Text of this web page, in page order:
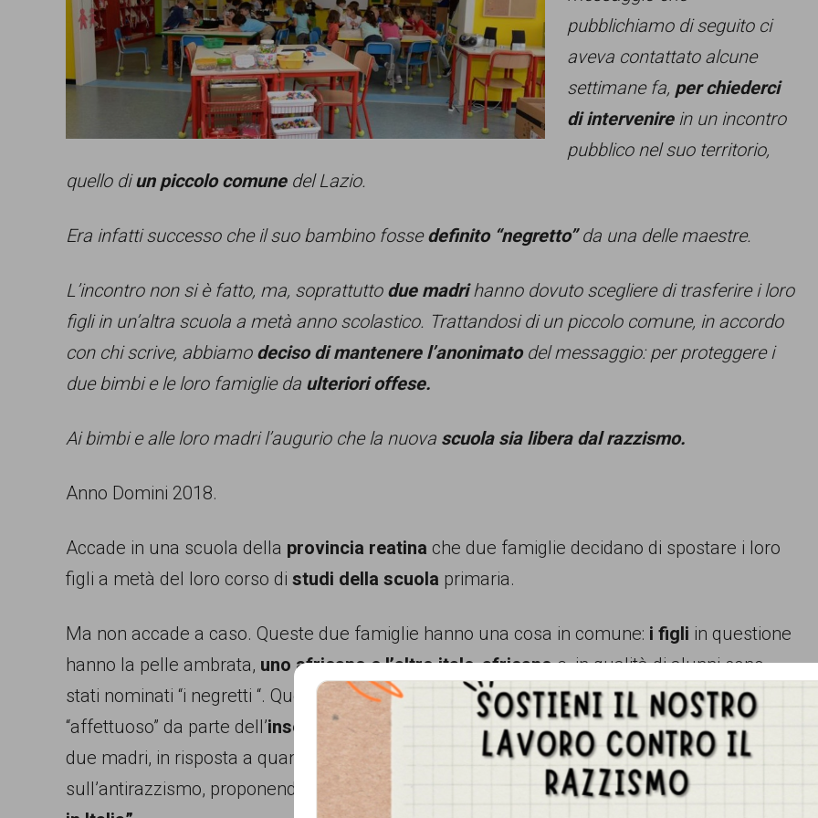
comunicazione
specificamente
dedicato
del
curato
Lunaria
in
persone,
e
che
si
pubblichiamo di seguito ci
aveva contattato alcune
settimane fa, per chiederci
di intervenirein un incontro
pubblico nel suo territorio,
quello diun piccolo comunedel Lazio.
Era infatti successo che il suo bambino fossedefinito “negretto”da una delle maestre.
L’incontro non si è fatto, ma, soprattutto due madrihanno dovuto scegliere di trasferire i loro
figli in un’altra scuola a metà anno scolastico. Trattandosi di un piccolo comune, in accordo
con chi scrive, abbiamo deciso di mantenere l’anonimatodel messaggio: per proteggere i
due bimbi e le loro famiglie da ulteriori offese.
Ai bimbi e alle loro madri l’augurio che la nuova scuola sia libera dal razzismo.
Anno Domini 2018.
Accade in una scuola della provincia reatina che due famiglie decidano di spostare i loro
figli a metà del loro corso di studi della scuola primaria.
Ma non accade a caso. Queste due famiglie hanno una cosa in comune: i figli in questione
hanno la pelle ambrata, uno africano e l’altro italo-africanoe, in qualità di alunni sono
stati nominati “i negretti “. Questo termine è stato minimizzato e definito addirittura
“affettuoso” da parte dell’insegnante di italiano
che l’ha pronunciato, quando una delle
due madri, in risposta a quanto udito, ha presentato alla scuola un progetto
sull’antirazzismo, proponendo tra l’altro la
presentazione del “Libro bianco sul razzismo